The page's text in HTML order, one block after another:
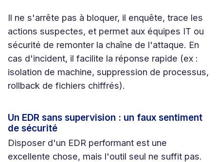
Il ne s'arrête pas à bloquer, il enquête, trace les
actions suspectes, et permet aux équipes IT ou
sécurité de remonter la chaîne de l'attaque. En
cas d'incident, il facilite la réponse rapide (ex :
isolation de machine, suppression de processus,
rollback de fichiers chiffrés).
Un EDR sans supervision : un faux sentiment
de sécurité
Disposer d'un EDR performant est une
excellente chose, mais l'outil seul ne suffit pas.